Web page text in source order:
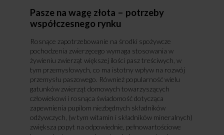
Pasze na wagę złota – potrzeby
współczesnego rynku
Rosnące zapotrzebowanie na środki spożywcze
pochodzenia zwierzęcego wymaga stosowania w
żywieniu zwierząt większej ilości pasz treściwych, w
tym przemysłowych, co ma istotny wpływ na rozwój
przemysłu paszowego. Również popularność wielu
gatunków zwierząt domowych towarzyszących
człowiekowi i rosnąca świadomość dotycząca
zapewnienia pupilom niezbędnych składników
odżywczych, (w tym witamin i składników mineralnych)
zwiększa popyt na odpowiednie, pełnowartościowe